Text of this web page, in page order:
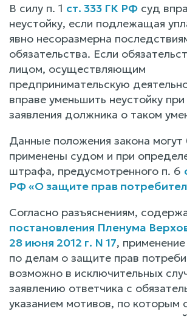
В силу п. 1 ст. 333 ГК РФ суд
неустойку, если подлежащая
явно несоразмерна
обязательства. Если
лицом, осуществляющим
предпринимательскую
вправе уменьшить неустойку
заявления должника о таком
Данные положения закона могут
применены судом и при
штрафа, предусмотренного п. 6
РФ «О защите прав
Согласно разъяснениям,
постановления Пленума
28 июня 2012 г. N 17, применение
по делам о защите прав
возможно в исключительных
заявлению ответчика с
указанием мотивов, по которым